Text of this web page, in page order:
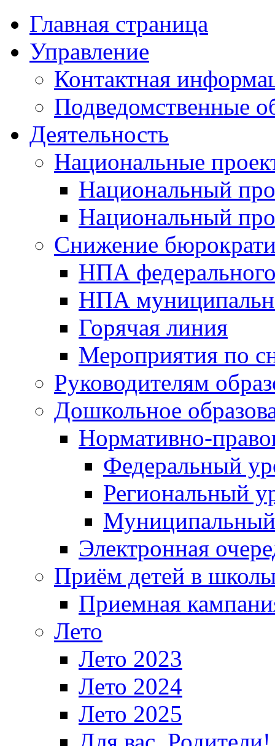
Главная страница
Управление
Контактная
Подведомственные
Деятельность
Национальные
Национальный
Национальный
Снижение
НПА
НПА
Горячая линия
Мероприятия по
Руководителям
Дошкольное
Нормативно-
Федеральный
Региональный
Электронная
Приём детей в
Приемная
Лето
Лето 2023
Лето 2024
Лето 2025